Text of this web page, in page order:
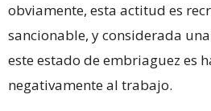
obviamente, esta actitud es
sancionable, y considerada
este estado de embriaguez es
negativamente al trabajo.